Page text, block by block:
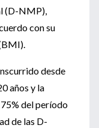
(D-NMP),
con su
desde
años y la
del período
de las D-